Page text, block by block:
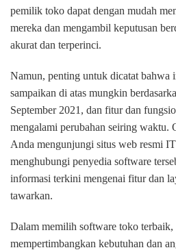
pemilik toko dapat dengan mudah
mereka dan mengambil keputusan
akurat dan terperinci.
Namun, penting untuk dicatat bahwa
sampaikan di atas mungkin
September 2021, dan fitur dan
mengalami perubahan seiring waktu.
Anda mengunjungi situs web resmi
menghubungi penyedia software
informasi terkini mengenai fitur dan
tawarkan.
Dalam memilih software toko
mempertimbangkan kebutuhan dan